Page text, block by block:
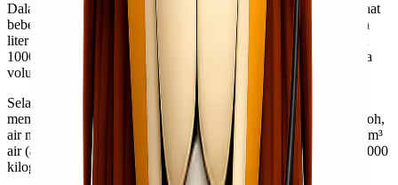
Dalam memahami cara menghitung konversi satuan, mari kita lihat
beberapa contoh konkret. Misalkan kita ingin mengetahui berapa
liter dalam 1 kubik. Kita tahu bahwa 1 meter kubik sama dengan
1000 liter. Jadi, jika ada benda yang memiliki volume 1 m³, maka
volumenya adalah 1000 liter.
Selanjutnya, untuk mengonversi dari kubik ke kilo, kita perlu
mempertimbangkan jenis material dan densitasnya. Sebagai contoh,
air memiliki densitas sekitar 1 kg/liter. Jadi jika Anda memiliki 1 m³
air (atau setara dengan 1000 liter), beratnya kira-kira mencapai 1000
kilogram.